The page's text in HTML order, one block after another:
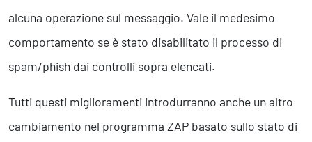
alcuna operazione sul messaggio. Vale il medesimo
comportamento se è stato disabilitato il processo di
spam/phish dai controlli sopra elencati.
Tutti questi miglioramenti introdurranno anche un altro
cambiamento nel programma ZAP basato sullo stato di